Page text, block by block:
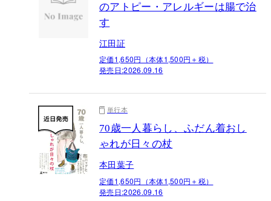
のアトピー・アレルギーは腸で治
す
江田証
定価1,650円（本体1,500円＋税）
発売日:2026.09.16
単行本
70歳一人暮らし、ふだん着おし
ゃれが日々の杖
本田葉子
定価1,650円（本体1,500円＋税）
発売日:2026.09.16